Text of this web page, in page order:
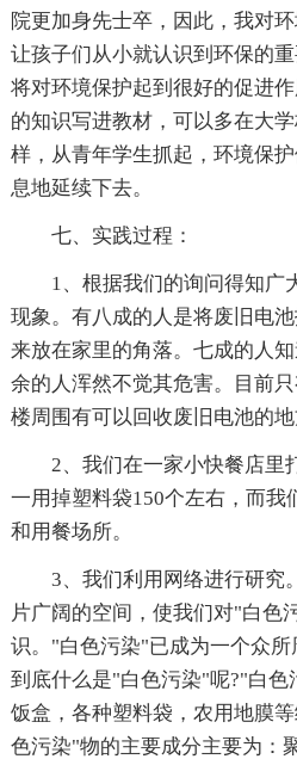
院更加身先士卒，因此，我对
让孩子们从小就认识到环保的
将对环境保护起到很好的促进
的知识写进教材，可以多在大
样，从青年学生抓起，环境保
息地延续下去。
七、实践过程：
1、根据我们的询问得知广
现象。有八成的人是将废旧电
来放在家里的角落。七成的人
余的人浑然不觉其危害。目前
楼周围有可以回收废旧电池的地
2、我们在一家小快餐店里
一用掉塑料袋150个左右，而我
和用餐场所。
3、我们利用网络进行研究
片广阔的空间，使我们对"白色
识。"白色污染"已成为一个众所
到底什么是"白色污染"呢?"白
饭盒，各种塑料袋，农用地膜
色污染"物的主要成分主要为：